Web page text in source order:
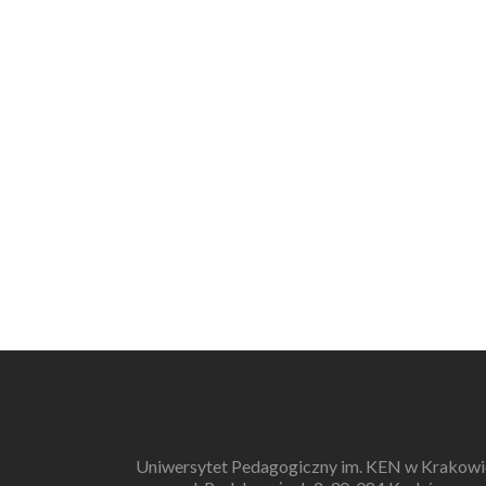
Uniwersytet Pedagogiczny im. KEN w